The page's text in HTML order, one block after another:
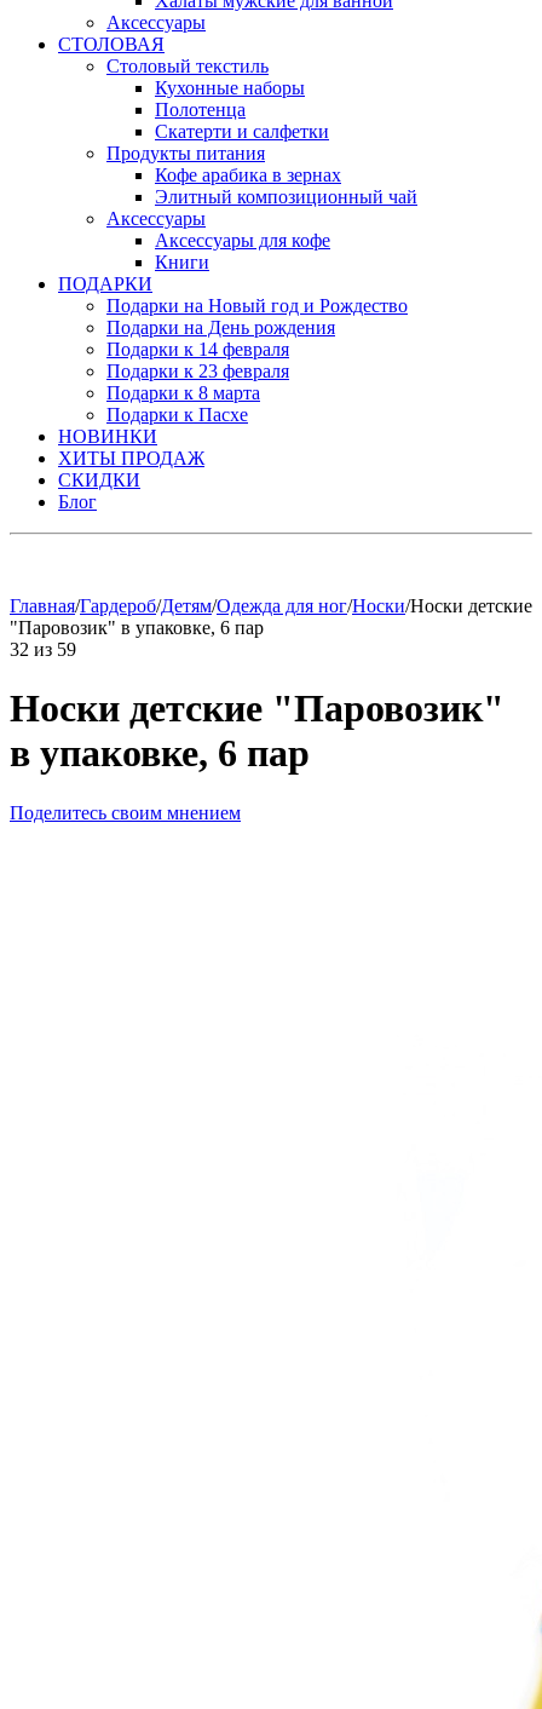
Аксессуары
СТОЛОВАЯ
Столовый текстиль
Кухонные наборы
Полотенца
Скатерти и салфетки
Продукты питания
Кофе арабика в зернах
Элитный композиционный чай
Аксессуары
Аксессуары для кофе
Книги
ПОДАРКИ
Подарки на Новый год и Рождество
Подарки на День рождения
Подарки к 14 февраля
Подарки к 23 февраля
Подарки к 8 марта
Подарки к Пасхе
НОВИНКИ
ХИТЫ ПРОДАЖ
СКИДКИ
Блог
Главная/Гардероб/Детям/Одежда для ног/Носки/Носки детские
"Паровозик" в упаковке, 6 пар
32 из 59
Носки детские "Паровозик"
в упаковке, 6 пар
Поделитесь своим мнением